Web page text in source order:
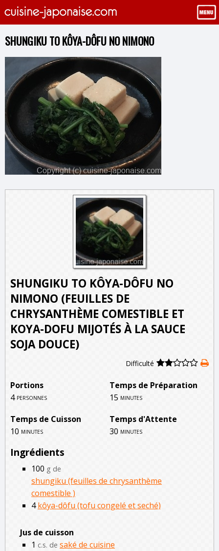
SHUNGIKU TO KÔYA-DÔFU NO NIMONO
SHUNGIKU TO KÔYA-DÔFU NO
NIMONO (FEUILLES DE
CHRYSANTHÈME COMESTIBLE ET
KOYA-DOFU MIJOTÉS À LA SAUCE
SOJA DOUCE)
Difficulté
Portions
Temps de Préparation
4 personnes 15 minutes
Temps de Cuisson
Temps d'Attente
10 minutes 30 minutes
Ingrédients
100 g de
shungiku (feuilles de chrysanthème
comestible )
4 kôya-dôfu (tofu congelé et seché)
Jus de cuisson
1 c.s. de saké de cuisine